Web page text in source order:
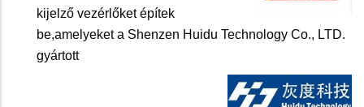
kijelző vezérlőket építek
be,amelyeket a Shenzen Huidu Technology Co., LTD.
gyártott